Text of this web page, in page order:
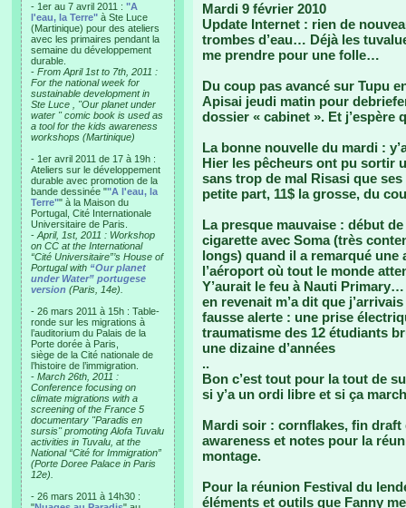
- 1er au 7 avril 2011 : "A
l'eau, la Terre" à Ste Luce
(Martinique) pour des ateliers
avec les primaires pendant la
semaine du développement
durable.
- From April 1st to 7th, 2011 :
For the national week for
sustainable development in
Ste Luce , "Our planet under
water " comic book is used as
a tool for the kids awareness
workshops (Martinique)
- 1er avril 2011 de 17 à 19h :
Ateliers sur le développement
durable avec promotion de la
bande dessinée ""A l'eau, la
Terre"" à la Maison du
Portugal, Cité Internationale
Universitaire de Paris.
- April, 1st, 2011 : Workshop
on CC at the International
“Cité Universitaire”’s House of
Portugal with “Our planet
under Water” portugese
version (Paris, 14e).
- 26 mars 2011 à 15h : Table-
ronde sur les migrations à
l’auditorium du Palais de la
Porte dorée à Paris,
siège de la Cité nationale de
l’histoire de l’immigration.
- March 26th, 2011 :
Conference focusing on
climate migrations with a
screening of the France 5
documentary "Paradis en
sursis" promoting Alofa Tuvalu
activities in Tuvalu, at the
National “Cité for Immigration”
(Porte Doree Palace in Paris
12e).
- 26 mars 2011 à 14h30 :
Mardi 9 février 2010
Update Internet : rien de
trombes d’eau… Déjà les
me prendre pour une folle…
Du coup pas avancé sur Tupu
Apisai jeudi matin pour
dossier « cabinet ». Et j’espère
La bonne nouvelle du mardi :
Hier les pêcheurs ont pu sortir
sans trop de mal Risasi que
petite part, 11$ la grosse, du
La presque mauvaise : début
cigarette avec Soma (très
longs) quand il a remarqué
l’aéroport où tout le monde
Y’aurait le feu à Nauti
en revenait m’a dit que
fausse alerte : une prise
traumatisme des 12 étudiants
une dizaine d’années
..
Bon c’est tout pour la tout de
si y’a un ordi libre et si ça
Mardi soir : cornflakes, fin
awareness et notes pour la
montage.
Pour la réunion Festival du
éléments et outils que Fanny